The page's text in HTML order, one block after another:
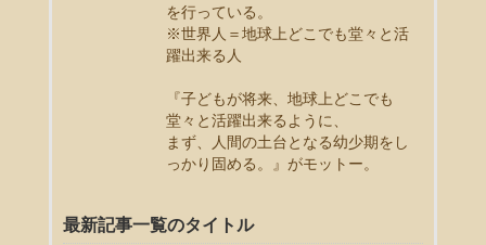
を行っている。
※世界人＝地球上どこでも堂々と活
躍出来る人
『子どもが将来、地球上どこでも
堂々と活躍出来るように、
まず、人間の土台となる幼少期をし
っかり固める。』がモットー。
最新記事一覧のタイトル